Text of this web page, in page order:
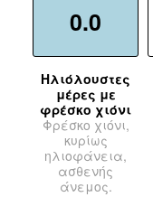
0.0
Ηλιόλουστες
μέρες με
φρέσκο χιόνι
Φρέσκο χιόνι,
κυρίως
ηλιοφάνεια,
ασθενής
άνεμος.